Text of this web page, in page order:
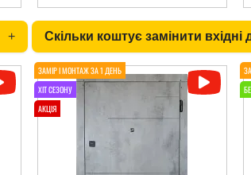
+ Скільки коштує замінити вхідні